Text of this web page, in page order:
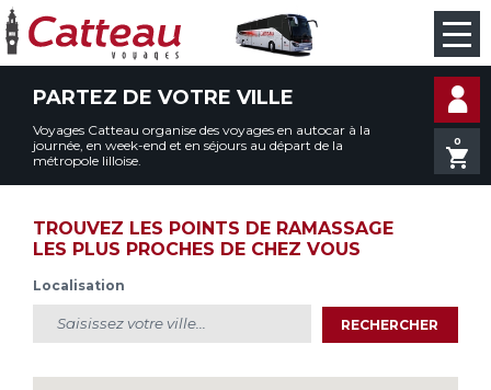
PARTEZ DE VOTRE VILLE
Voyages Catteau organise des voyages en autocar à la
journée, en week-end et en séjours au départ de la
métropole lilloise.
0
TROUVEZ LES POINTS DE RAMASSAGE
LES PLUS PROCHES DE CHEZ VOUS
Localisation